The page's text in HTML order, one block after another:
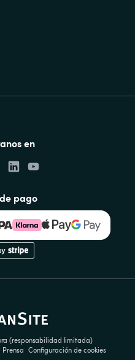
en
pago
(responsabilidad limitada)
Prensa Configuración de cookies